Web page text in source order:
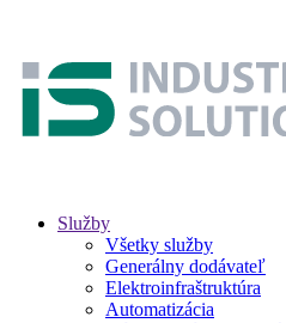
Služby
Všetky služby
Generálny dodávateľ
Elektroinfraštruktúra
Automatizácia